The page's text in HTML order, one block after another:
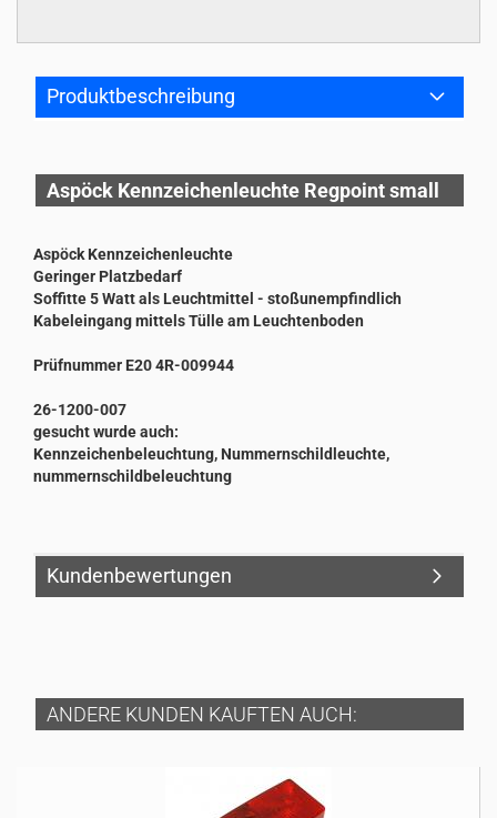
Produktbeschreibung
Aspöck Kennzeichenleuchte Regpoint small
Aspöck Kennzeichenleuchte
Geringer Platzbedarf
Soffitte 5 Watt als Leuchtmittel - stoßunempfindlich
Kabeleingang mittels Tülle am Leuchtenboden
Prüfnummer E20 4R-009944
26-1200-007
gesucht wurde auch:
Kennzeichenbeleuchtung, Nummernschildleuchte,
nummernschildbeleuchtung
Kundenbewertungen
ANDERE KUNDEN KAUFTEN AUCH: